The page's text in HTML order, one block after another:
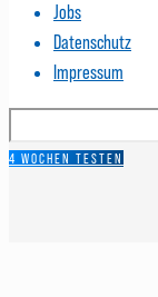
Jobs
Datenschutz
Impressum
4 WOCHEN TESTEN